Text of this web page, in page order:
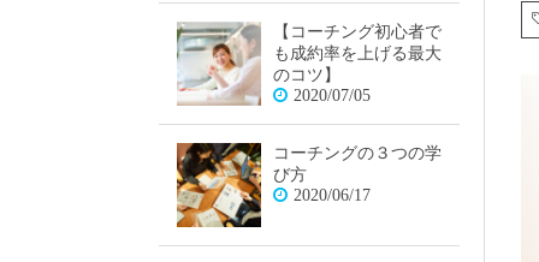
【コーチング初心者で
も成約率を上げる最大
のコツ】
2020/07/05
コーチングの３つの学
び方
2020/06/17